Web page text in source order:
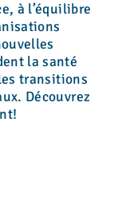
à l’équilibre
la santé
transitions
Découvrez